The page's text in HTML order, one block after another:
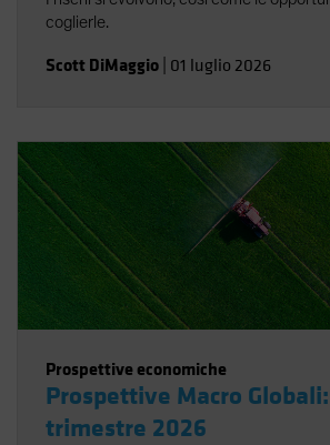
coglierle.
Scott DiMaggio 01 luglio 2026
Prospettive economiche
Prospettive Macro
trimestre 2026